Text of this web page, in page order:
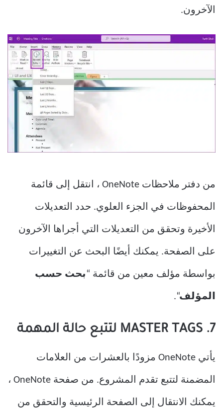
الآخرون.
من دفتر ملاحظات OneNote ، انتقل إلى قائمة
المحفوظات في الجزء العلوي. حدد التعديلات
الأخيرة وتحقق من التعديلات التي أجراها الآخرون
على الصفحة. يمكنك أيضًا البحث عن التغييرات
بواسطة مؤلف معين من قائمة “ بحث حسب
المؤلف“.
7. MASTER TAGS لتتبع حالة المهمة
يأتي OneNote مزودًا بالعشرات من العلامات
المضمنة لتتبع تقدم المشروع. من صفحة OneNote ،
يمكنك الانتقال إلى الصفحة الرئيسية والتحقق من